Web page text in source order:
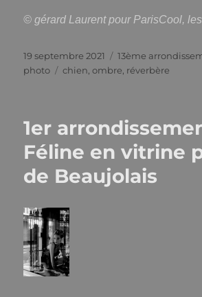
© gérard Laurent pour ParisCool,
Publié
le
19 septembre 2021 Catégories
13ème
photo
Étiquettes
chien ,ombre réverbère
1er
Féline en vitrine
de Beaujolais